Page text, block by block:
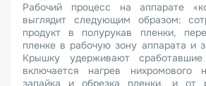
Рабочий процесс на аппарате
выглядит следующим образом:
продукт в полурукав пленки,
пленке в рабочую зону аппарата и
Крышку удерживают сработавшие
включается нагрев нихромового
запайка и обрезка пленки, и от